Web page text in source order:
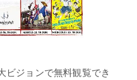
ビジョンで無料観覧でき